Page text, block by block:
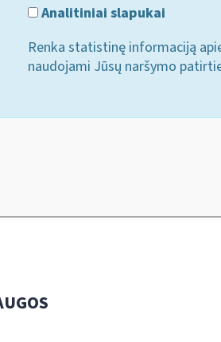
Analitiniai slapukai
Renka statistinę informaciją
naudojami Jūsų naršymo